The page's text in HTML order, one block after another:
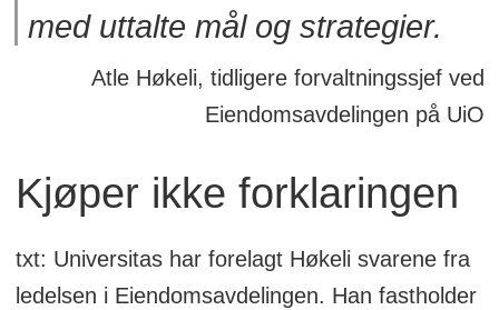
med uttalte mål og strategier.
Atle Høkeli, tidligere forvaltningssjef ved
Eiendomsavdelingen på UiO
Kjøper ikke forklaringen
txt: Universitas har forelagt Høkeli svarene fra
ledelsen i Eiendomsavdelingen. Han fastholder